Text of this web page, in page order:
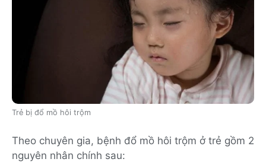
Trẻ bị đổ mồ hôi trộm
Theo chuyên gia, bệnh đổ mồ hôi trộm ở trẻ gồm 2
nguyên nhân chính sau: